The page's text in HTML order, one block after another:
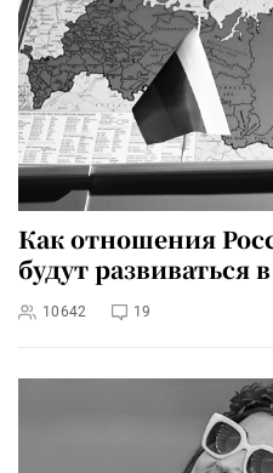
Как отношения
будут
10642 19